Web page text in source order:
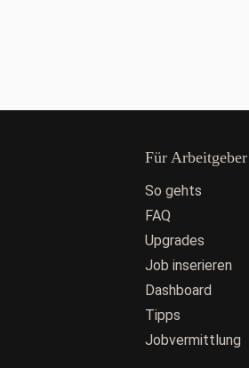
Für Arbeitgeber
So gehts
FAQ
Upgrades
Job inserieren
Dashboard
Tipps
Jobvermittlung